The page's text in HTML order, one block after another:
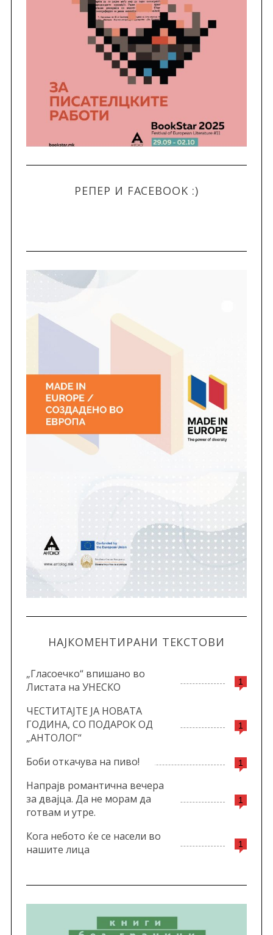
РЕПЕР И FACEBOOK :)
НАЈКОМЕНТИРАНИ ТЕКСТОВИ
1
„Гласоечко“ впишано во
Листата на УНЕСКО
1
ЧЕСТИТАЈТЕ ЈА НОВАТА
ГОДИНА, СО ПОДАРОК ОД
„АНТОЛОГ“
1
Боби откачува на пиво!
1
Напрајв романтична вечера
за двајца. Да не морам да
готвам и утре.
1
Кога небото ќе се насели во
нашите лица